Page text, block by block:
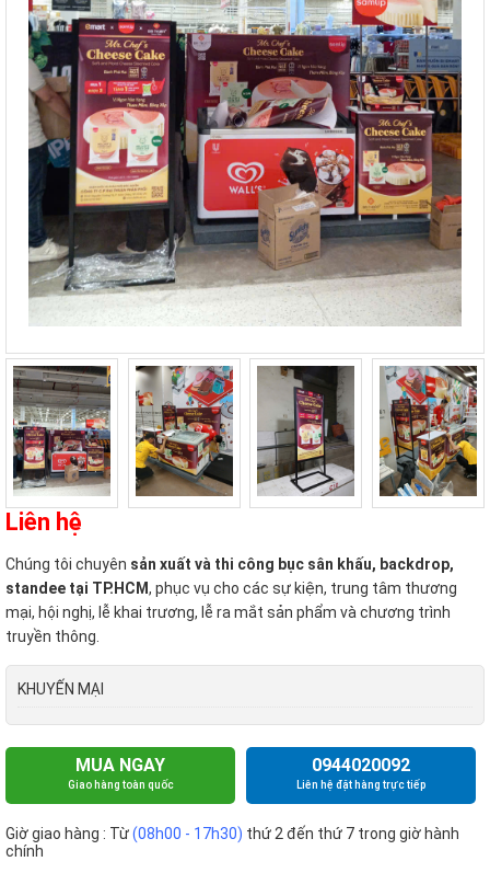
Liên hệ
Chúng tôi chuyên sản xuất và thi công bục sân khấu, backdrop,
standee tại TP.HCM, phục vụ cho các sự kiện, trung tâm thương
mại, hội nghị, lễ khai trương, lễ ra mắt sản phẩm và chương trình
truyền thông.
KHUYẾN MẠI
MUA NGAY
Giao hàng toàn quốc
0944020092
Liên hệ đặt hàng trực tiếp
Giờ giao hàng : Từ(08h00 - 17h30) thứ 2 đến thứ 7 trong giờ hành
chính
ĐẶT HÀNG